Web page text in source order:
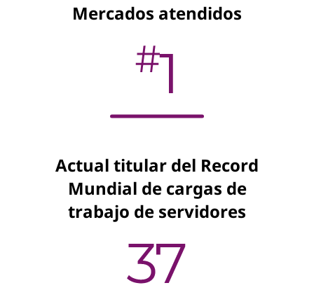
Mercados atendidos
Actual titular del Record
Mundial de cargas de
trabajo de servidores